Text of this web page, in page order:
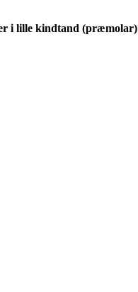
i lille kindtand (præmolar)